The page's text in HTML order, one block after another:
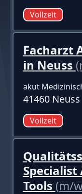
Vollzeit
Facharzt
in Neuss
akut
41460 Neuss
Vollzeit
Specialist
Tools (m/